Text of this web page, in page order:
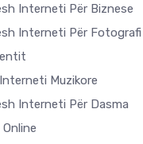
Interneti Për Biznese
Interneti Për Fotografi
Muzikore
Interneti Për Dasma